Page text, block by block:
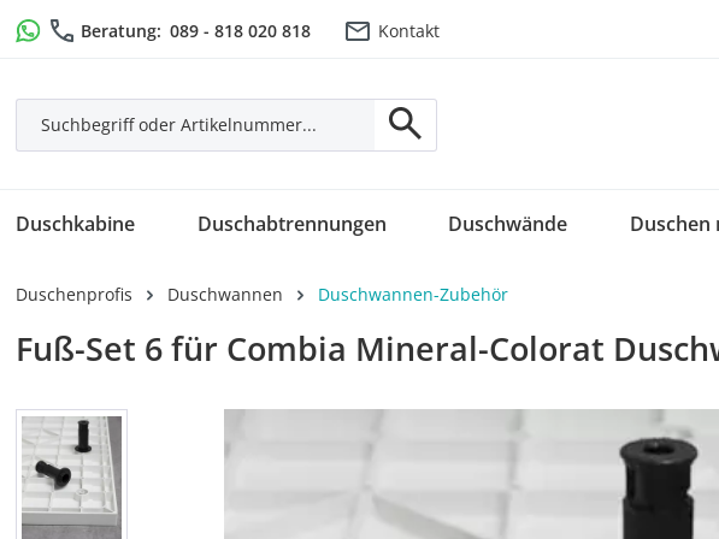
Hauptinhalt springen
Zur Suche springen
Zur Hauptnavigation springen
Beratung: 089 - 818 020 818 Kontakt
Duschkabine Duschabtrennungen Duschwände Duschen
Duschenprofis Duschwannen Duschwannen-Zubehör
Fuß-Set 6 für Combia Mineral-Colorat
Bildergalerie überspringen